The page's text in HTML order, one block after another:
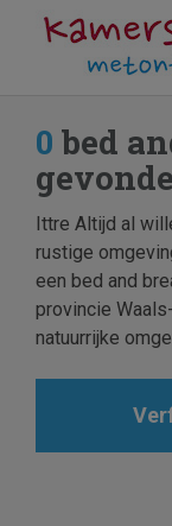
0 bed
Ittre Altijd al
rustige
een bed and
provincie
natuurrijke